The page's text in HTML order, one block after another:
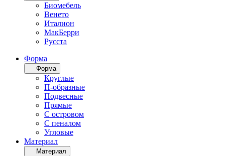
Биомебель
Венето
Италион
МакБерри
Русста
Форма
Форма
Круглые
П-образные
Подвесные
Прямые
С островом
С пеналом
Угловые
Материал
Материал